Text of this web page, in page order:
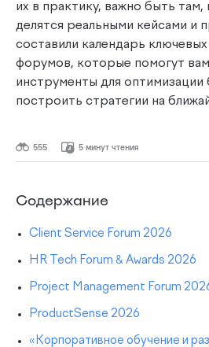
их в практику, важно быть
делятся реальными кейсами и
составили календарь
форумов, которые помогут
инструменты для
построить стратегии на
555 5 минут чтения
Содержание
Client Service Forum 2026
HR Tech Forum & Awards 2026
Project Management Forum
ProductSense 2026
«Корпоративное обучение и